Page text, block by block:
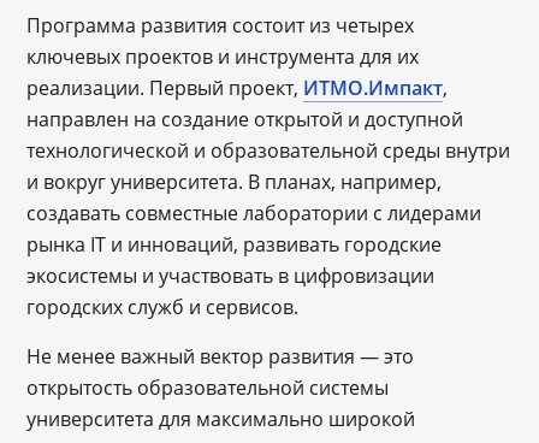
Программа развития состоит из четырех
ключевых проектов и инструмента для их
реализации. Первый проект, ИТМО.Импакт,
направлен на создание открытой и доступной
технологической и образовательной среды внутри
и вокруг университета. В планах, например,
создавать совместные лаборатории с лидерами
рынка IT и инноваций, развивать городские
экосистемы и участвовать в цифровизации
городских служб и сервисов.
Не менее важный вектор развития — это
открытость образовательной системы
университета для максимально широкой